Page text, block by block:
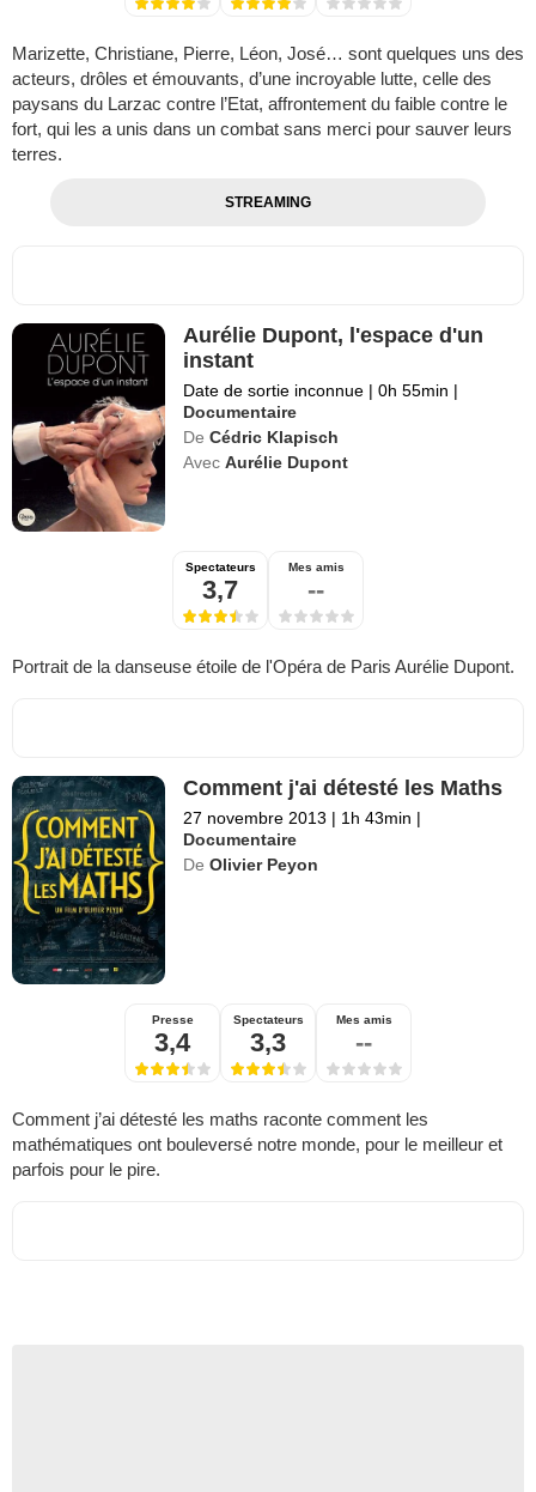
Marizette, Christiane, Pierre, Léon, José… sont quelques uns des
acteurs, drôles et émouvants, d’une incroyable lutte, celle des
paysans du Larzac contre l’Etat, affrontement du faible contre le
fort, qui les a unis dans un combat sans merci pour sauver leurs
terres.
STREAMING
Aurélie Dupont, l'espace d'un
instant
Date de sortie inconnue | 0h 55min |
Documentaire
De Cédric Klapisch
Avec Aurélie Dupont
Spectateurs
3,7
Mes amis
--
Portrait de la danseuse étoile de l'Opéra de Paris Aurélie Dupont.
Comment j'ai détesté les Maths
27 novembre 2013 | 1h 43min |
Documentaire
De Olivier Peyon
Presse
3,4
Spectateurs
3,3
Mes amis
--
Comment j’ai détesté les maths raconte comment les
mathématiques ont bouleversé notre monde, pour le meilleur et
parfois pour le pire.